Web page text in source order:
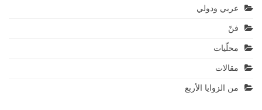
عربي ودولي
فنّ
محلّيات
مقالات
من الزوايا الأربع